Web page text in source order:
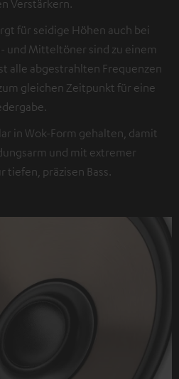
Verstärkern.
für seidige Höhen auch bei
und Mitteltöner sind zu einem
alle abgestrahlten Frequenzen
gleichen Zeitpunkt für eine
in Wok-Form gehalten, damit
und mit extremer
tiefen, präzisen Bass.